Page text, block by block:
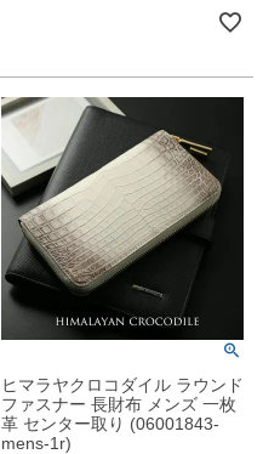
ヒマラヤクロコダイル ラウンド
ファスナー 長財布 メンズ 一枚
革 センター取り (06001843-
mens-1r)